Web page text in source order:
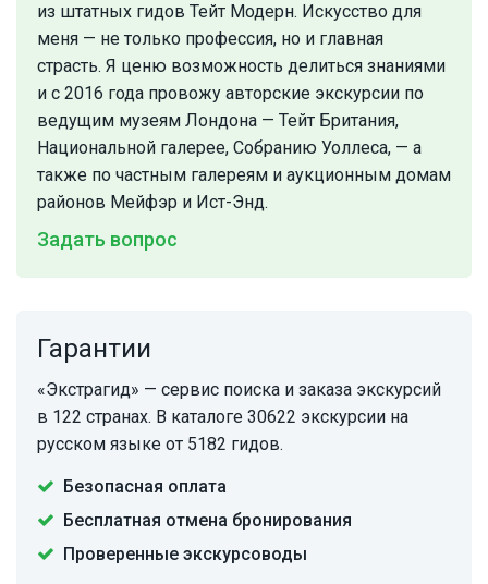
из штатных гидов Тейт Модерн. Искусство для
меня — не только профессия, но и главная
страсть. Я ценю возможность делиться знаниями
и с 2016 года провожу авторские экскурсии по
ведущим музеям Лондона — Тейт Британия,
Национальной галерее, Собранию Уоллеса, — а
также по частным галереям и аукционным домам
районов Мейфэр и Ист-Энд.
Задать вопрос
Гарантии
«Экстрагид» — сервис поиска и заказа экскурсий
в 122 странах. В каталоге 30622 экскурсии на
русском языке от 5182 гидов.
Безопасная оплата
Бесплатная отмена бронирования
Проверенные экскурсоводы